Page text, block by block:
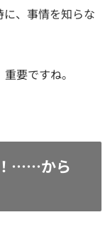
、事情を知らな
要ですね。
！……から